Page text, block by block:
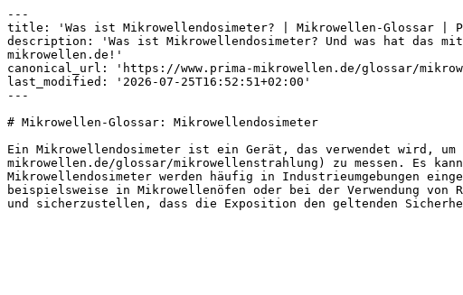
---
title: 'Was ist Mikrowellendosimeter? | Mikrowellen-Glossar |
description: 'Was ist Mikrowellendosimeter? Und was hat das
mikrowellen.de!'
canonical_url: 'https://www.prima-mikrowellen.de/glossar/
last_modified: '2026-07-25T16:52:51+02:00'
---
# Mikrowellen-Glossar: Mikrowellendosimeter
Ein Mikrowellendosimeter ist ein Gerät, das verwendet wird,
mikrowellen.de/glossar/mikrowellenstrahlung) zu messen. Es
Mikrowellendosimeter werden häufig in Industrieumgebungen
beispielsweise in Mikrowellenöfen oder bei der Verwendung von